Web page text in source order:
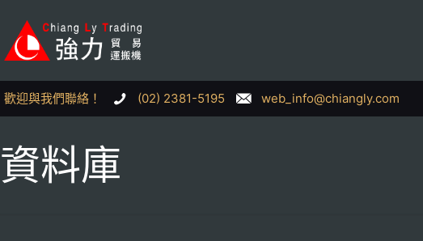
歡迎與我們聯絡！ (02) 2381-5195 web_info@chiangly.com
資料庫